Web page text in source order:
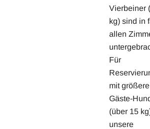
Vierbeiner
kg) sind in
allen
Für
mit
Gäste-
(über 15
unsere